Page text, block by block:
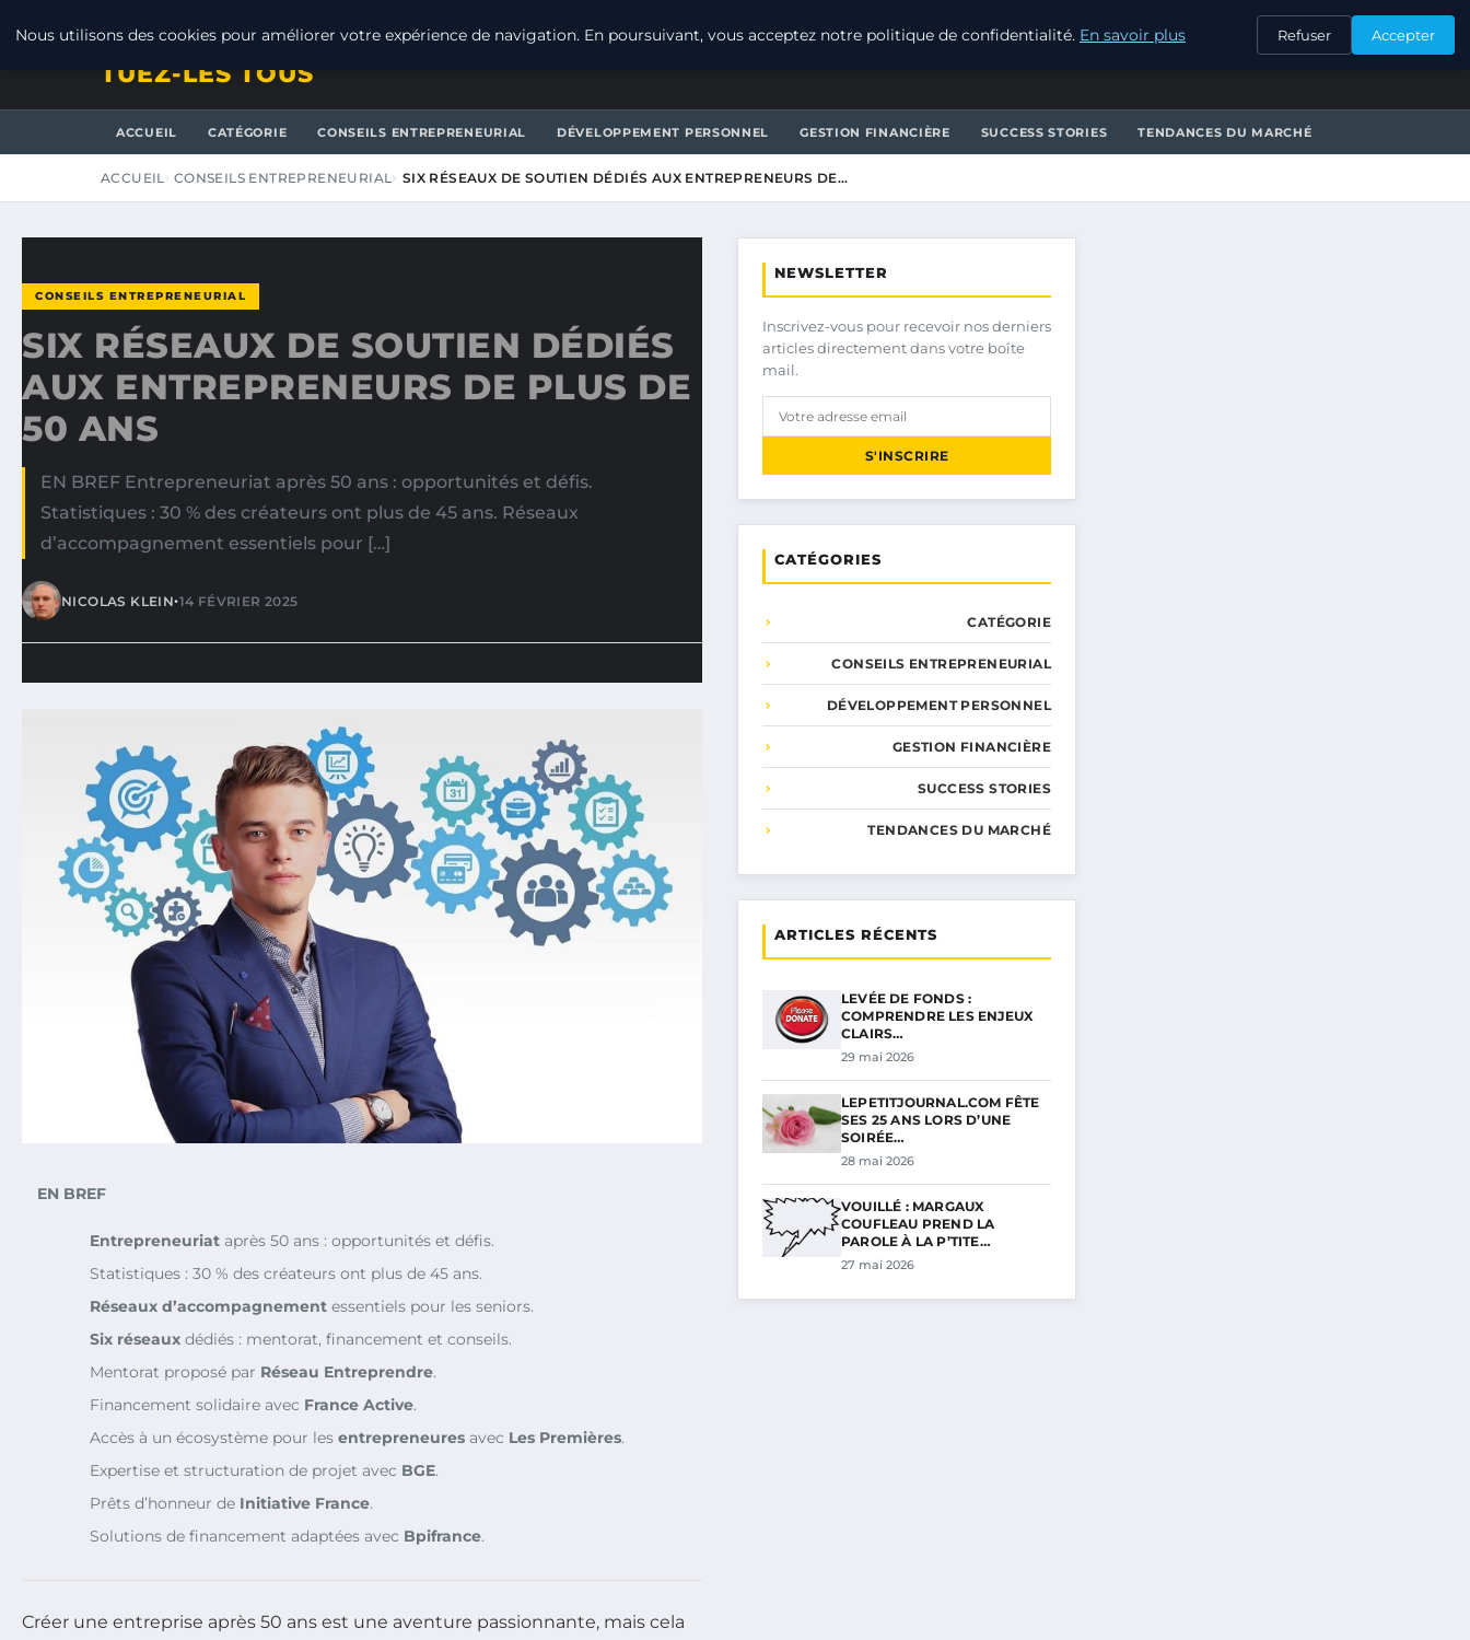
CONTACT
TUEZ-LES TOUS
ACCUEIL CATÉGORIE CONSEILS ENTREPRENEURIAL DÉVELOPPEMENT PERSONNEL GESTION FINANCIÈRE SUCCESS STORIES TENDANCES DU MARCHÉ
ACCUEIL CONSEILS ENTREPRENEURIAL SIX RÉSEAUX DE SOUTIEN DÉDIÉS AUX ENTREPRENEURS DE…
CONSEILS ENTREPRENEURIAL
SIX RÉSEAUX DE SOUTIEN DÉDIÉS
AUX ENTREPRENEURS DE PLUS DE
50 ANS
EN BREF Entrepreneuriat après 50 ans : opportunités et défis.
Statistiques : 30 % des créateurs ont plus de 45 ans. Réseaux
d’accompagnement essentiels pour […]
NICOLAS KLEIN•14 FÉVRIER 2025
EN BREF
Entrepreneuriat après 50 ans : opportunités et défis.
Statistiques : 30 % des créateurs ont plus de 45 ans.
Réseaux d’accompagnement essentiels pour les seniors.
Six réseaux dédiés : mentorat, financement et conseils.
Mentorat proposé par Réseau Entreprendre.
Financement solidaire avec France Active.
Accès à un écosystème pour les entrepreneures avec Les Premières.
Expertise et structuration de projet avec BGE.
Prêts d’honneur de Initiative France.
Solutions de financement adaptées avec Bpifrance.
Créer une entreprise après 50 ans est une aventure passionnante, mais cela
NEWSLETTER
Inscrivez-vous pour recevoir nos derniers
articles directement dans votre boîte
mail.
S'INSCRIRE
CATÉGORIES
CATÉGORIE
CONSEILS ENTREPRENEURIAL
DÉVELOPPEMENT PERSONNEL
GESTION FINANCIÈRE
SUCCESS STORIES
TENDANCES DU MARCHÉ
ARTICLES RÉCENTS
LEVÉE DE FONDS :
COMPRENDRE LES ENJEUX
CLAIRS…
29 mai 2026
LEPETITJOURNAL.COM FÊTE
SES 25 ANS LORS D’UNE
SOIRÉE…
28 mai 2026
VOUILLÉ : MARGAUX
COUFLEAU PREND LA
PAROLE À LA P’TITE…
27 mai 2026
Nous utilisons des cookies pour améliorer votre expérience de navigation. En poursuivant, vous acceptez notre politique de confidentialité. En savoir plus Refuser Accepter